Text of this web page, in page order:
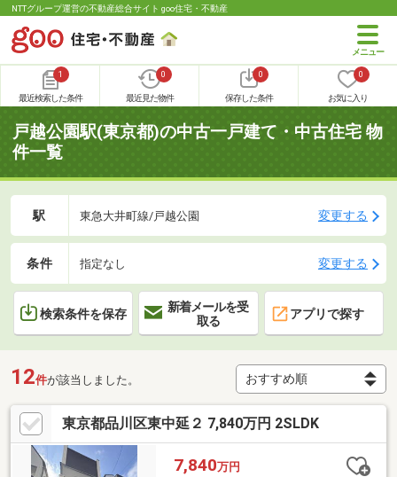
NTTグループ運営の不動産総合サイト goo住宅・不動産
1
最近検索した条件
0
最近見た物件
0
保存した条件
0
お気に入り
戸越公園駅(東京都)の中古一戸建て・中古住宅 物
件一覧
駅 東急大井町線/戸越公園 変更する
条件 指定なし 変更する
検索条件を保存
新着メールを受
取る
アプリで探す
12件が該当しました。
東京都品川区東中延２ 7,840万円 2SLDK
7,840万円